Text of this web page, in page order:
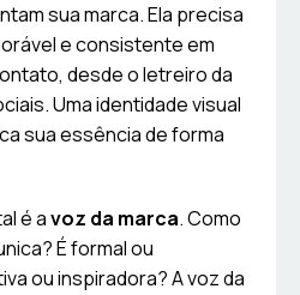
sua marca. Ela precisa
e consistente em
desde o letreiro da
Uma identidade visual
sua essência de forma
é avoz da marca. Como
É formal ou
ou inspiradora? A voz da